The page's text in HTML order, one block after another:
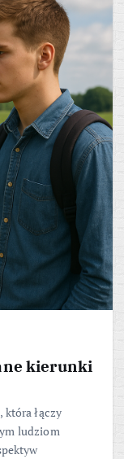
kierunki
która łączy
ludziom